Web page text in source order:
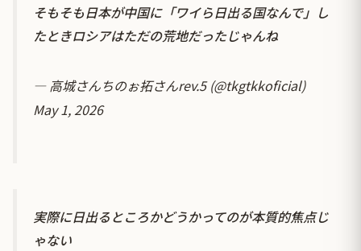
そもそも日本が中国に「ワイら日出る国なんで」し
たときロシアはただの荒地だったじゃんね
— 高城さんちのぉ拓さんrev.5 (@tkgtkkoficial)
May 1, 2026
実際に日出るところかどうかってのが本質的焦点じ
ゃない